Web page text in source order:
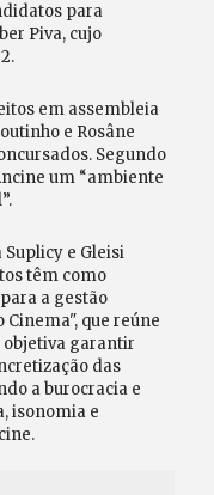
para
Piva, cujo
em assembleia
e Rosâne
Segundo
um “ambiente
e Gleisi
têm como
a gestão
que reúne
objetiva garantir
das
a burocracia e
isonomia e